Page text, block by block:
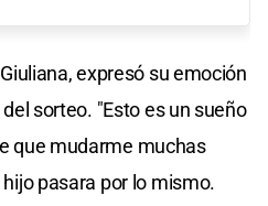
expresó su emoción
sorteo. "Esto es un sueño
que mudarme muchas
pasara por lo mismo.